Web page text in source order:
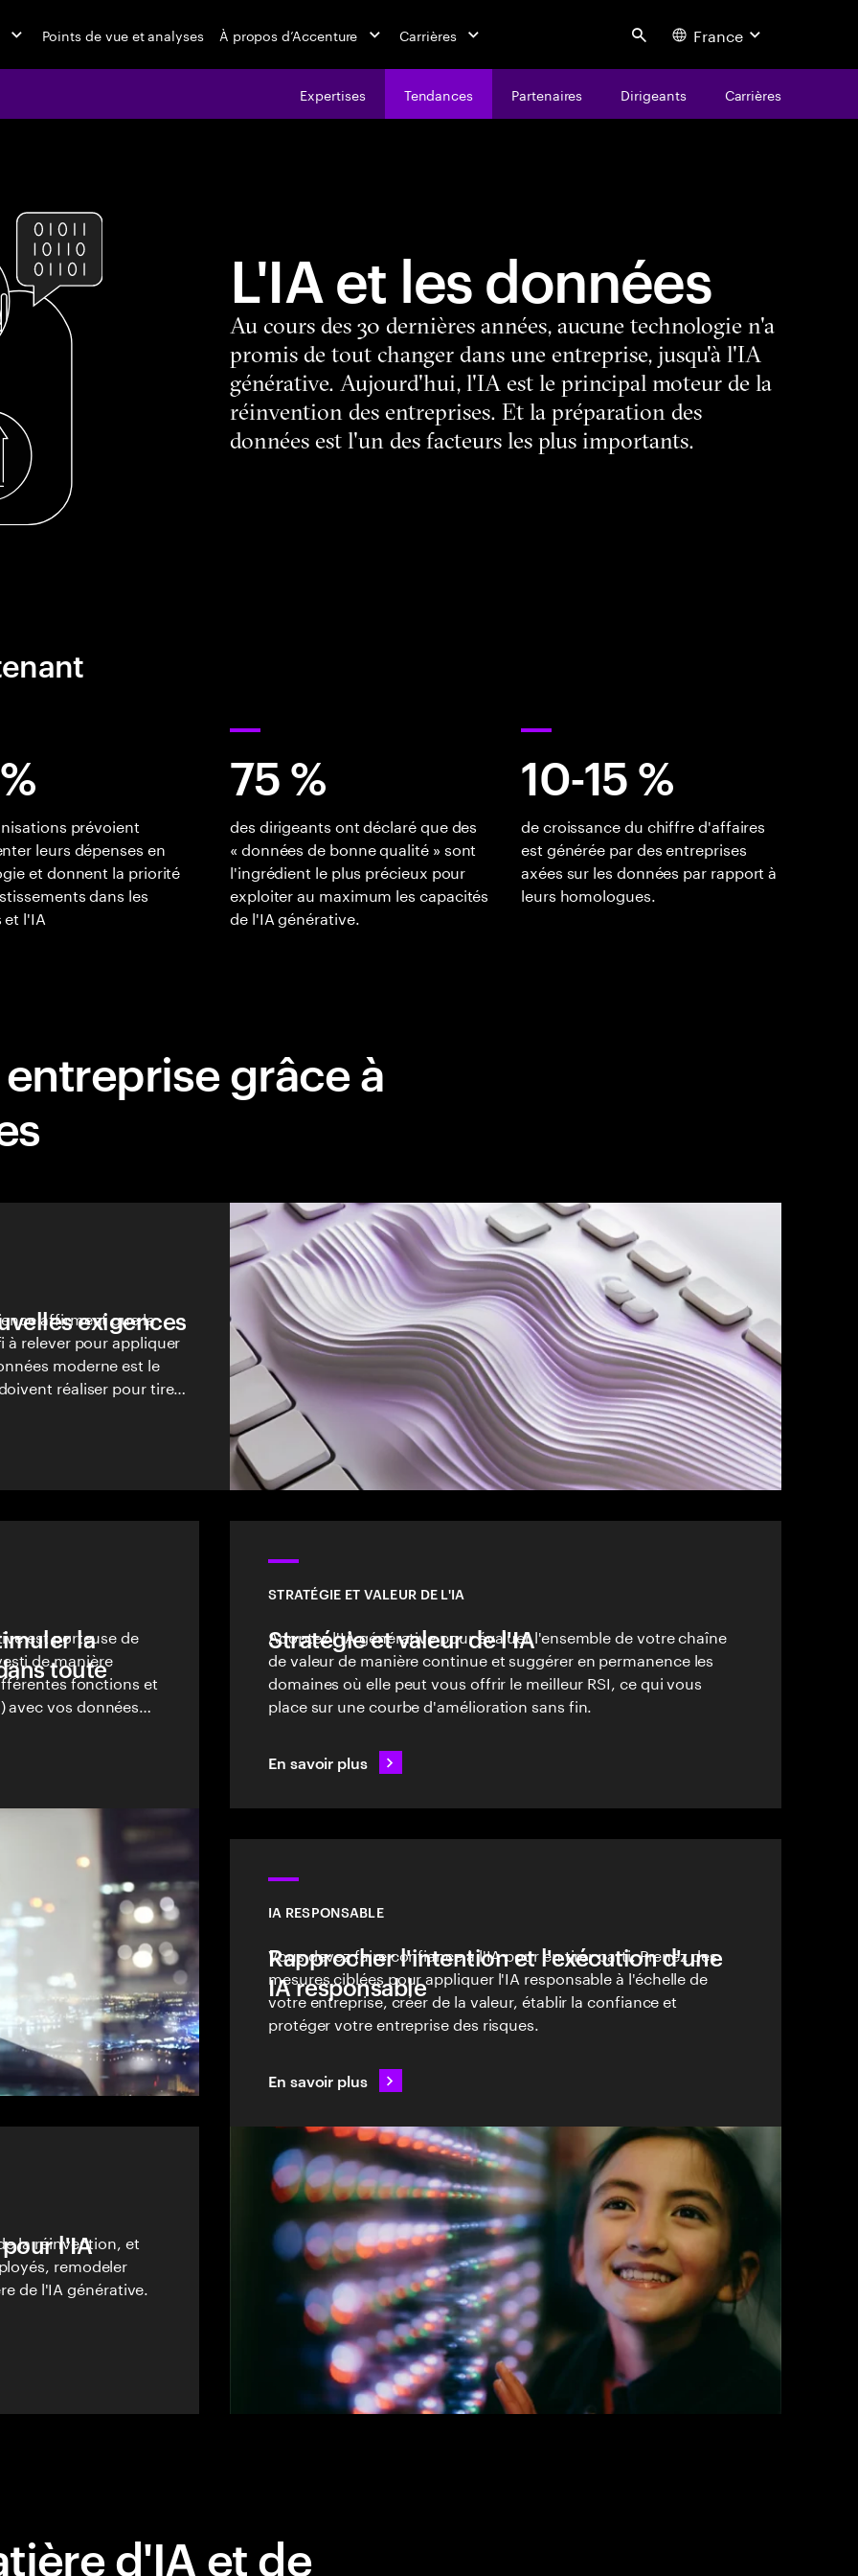
Points de vue et analyses À propos d’Accenture Carrières Search France
Expertises Tendances Partenaires Dirigeants Carrières
L'IA et les données
Au cours des 30 dernières années, aucune technologie n'a
promis de tout changer dans une entreprise, jusqu'à l'IA
générative. Aujourd'hui, l'IA est le principal moteur de la
réinvention des entreprises. Et la préparation des
données est l'un des facteurs les plus importants.
prévoient
leurs dépenses en
et donnent la priorité
dans les
et l'IA
75 %
des dirigeants ont déclaré que des
« données de bonne qualité » sont
l'ingrédient le plus précieux pour
exploiter au maximum les capacités
de l'IA générative.
10-15 %
de croissance du chiffre d'affaires
est générée par des entreprises
axées sur les données par rapport à
leurs homologues.
grâce à
exigences
affirment que la
à relever pour appliquer
moderne est le
réaliser pour tirer
la
toute
est porteuse de
de manière
fonctions et
avec vos données
STRATÉGIE ET VALEUR DE L'IA
Stratégie et valeur de l'IA
Adoptez l'IA générative pour évaluer l'ensemble de votre chaîne
de valeur de manière continue et suggérer en permanence les
domaines où elle peut vous offrir le meilleur RSI, ce qui vous
place sur une courbe d'amélioration sans fin.
En savoir plus
IA RESPONSABLE
Rapprocher l'intention et l'exécution d'une
IA responsable
Vous devez faire confiance à l'IA pour en tirer parti. Prenez des
mesures ciblées pour appliquer l'IA responsable à l'échelle de
votre entreprise, créer de la valeur, établir la confiance et
protéger votre entreprise des risques.
En savoir plus
l'IA
la réinvention, et
remodeler
de l'IA générative.
d'IA et de